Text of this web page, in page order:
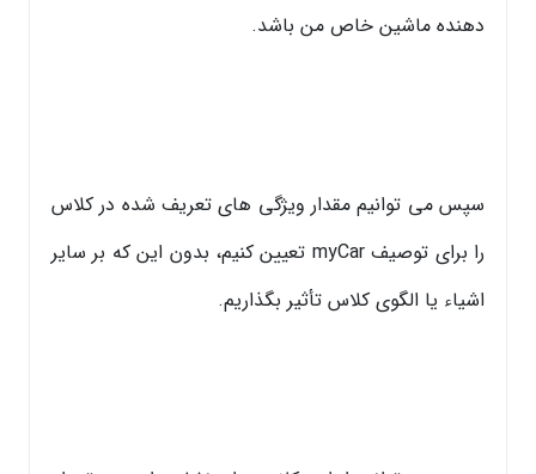
دهنده ماشین خاص من باشد.
سپس می توانیم مقدار ویژگی های تعریف شده در کلاس
را برای توصیف myCar تعیین کنیم، بدون این که بر سایر
اشیاء یا الگوی کلاس تأثیر بگذاریم.